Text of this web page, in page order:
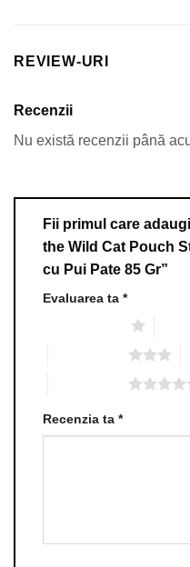
REVIEW-URI
Recenzii
Nu există recenzii până
Fii primul care
the Wild Cat Pouch
cu Pui Pate 85 Gr”
Evaluarea ta *
Recenzia ta *